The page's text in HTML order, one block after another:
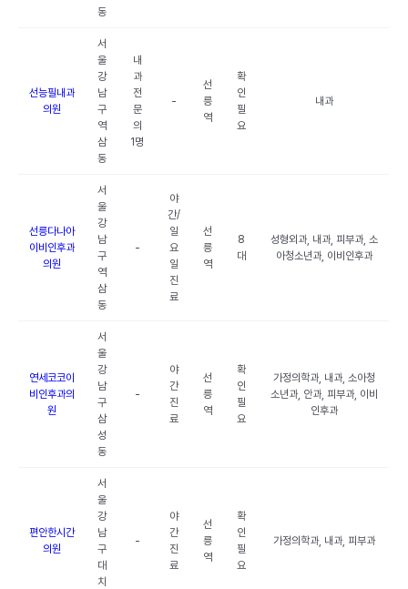
동
선능필내과
의원
서
울
강
남
구
역
삼
동
내
과
전
문
의
1명
-
선
릉
역
확
인
필
요
내과
선릉다나아
이비인후과
의원
서
울
강
남
구
역
삼
동
-
야
간/
일
요
일
진
료
선
릉
역
8
대
성형외과, 내과, 피부과, 소
아청소년과, 이비인후과
연세코코이
비인후과의
원
서
울
강
남
구
삼
성
동
-
야
간
진
료
선
릉
역
확
인
필
요
가정의학과, 내과, 소아청
소년과, 안과, 피부과, 이비
인후과
편안한시간
의원
서
울
강
남
구
대
치
-
야
간
진
료
선
릉
역
확
인
필
요
가정의학과, 내과, 피부과